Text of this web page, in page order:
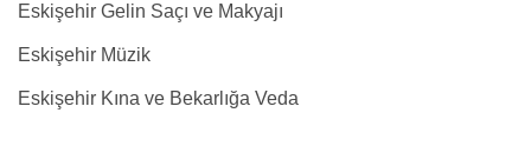
Eskişehir Gelin Saçı ve Makyajı
Eskişehir Müzik
Eskişehir Kına ve Bekarlığa Veda